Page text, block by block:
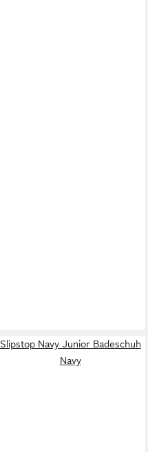
Slipstop Navy Junior Badeschuh
Navy